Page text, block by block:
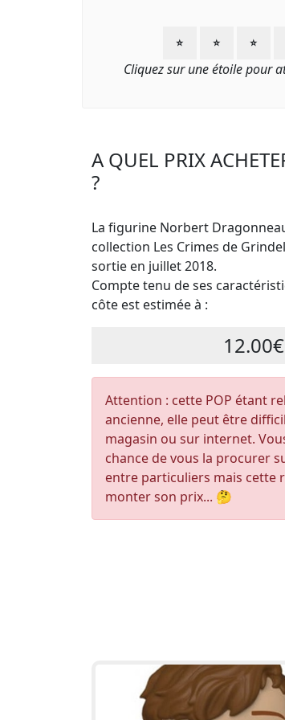
⭐ ⭐ ⭐
Cliquez sur une étoile pour
A QUEL PRIX
?
La figurine Norbert
collection Les Crimes de
sortie en juillet 2018.
Compte tenu de ses
côte est estimée à :
12.00€
Attention : cette POP étant
ancienne, elle peut être
magasin ou sur internet.
chance de vous la procurer
entre particuliers mais cette
monter son prix... 🤔